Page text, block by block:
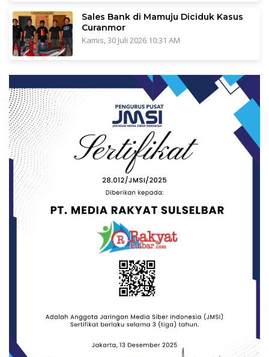
Sales Bank di Mamuju Diciduk Kasus
Curanmor
Kamis, 30 Juli 2026 10:31 AM